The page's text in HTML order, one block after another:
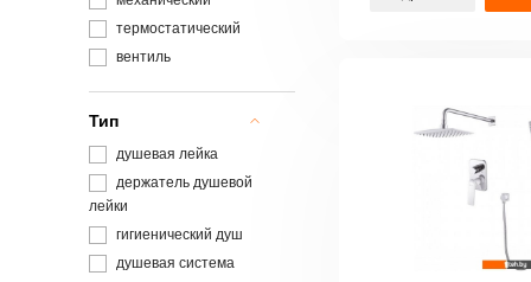
термостатический
вентиль
Тип
душевая лейка
держатель душевой
лейки
гигиенический душ
душевая система